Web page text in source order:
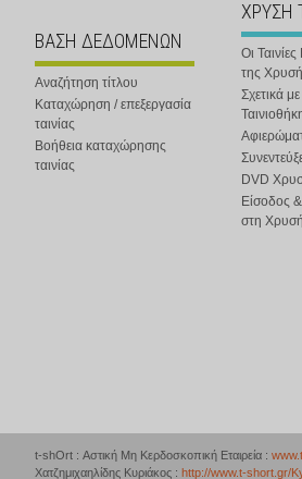
ΒΑΣΗ ΔΕΔΟΜΕΝΩΝ
Αναζήτηση τίτλου
Καταχώρηση / επεξεργασία
ταινίας
Βοήθεια καταχώρησης
ταινίας
ΧΡΥΣΗ
Οι
της
Σχετικά
DVD
Είσοδος
στη
t-shOrt : Αστική Μη Κερδοσκοπική Εταιρεία :
Χατζημιχαηλίδης Κυριάκος : http://www.t-short.gr/